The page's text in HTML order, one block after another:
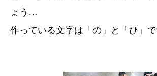
ょう…
作っている文字は「の」と「ひ」で